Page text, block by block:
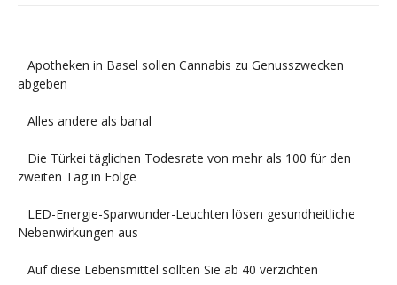
Apotheken in Basel sollen Cannabis zu Genusszwecken
abgeben
Alles andere als banal
Die Türkei täglichen Todesrate von mehr als 100 für den
zweiten Tag in Folge
LED-Energie-Sparwunder-Leuchten lösen gesundheitliche
Nebenwirkungen aus
Auf diese Lebensmittel sollten Sie ab 40 verzichten